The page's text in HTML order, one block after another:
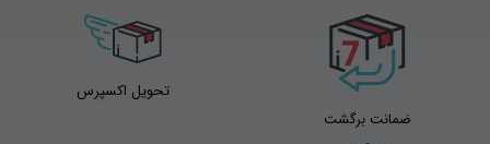
ضمانت برگشت
تحویل اکسپرس